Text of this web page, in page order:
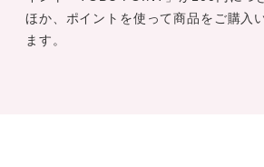
ほか、ポイントを使って商品をご購入
ます。